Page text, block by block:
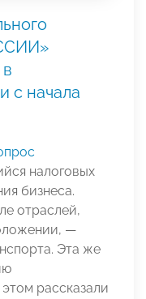
с начала
налоговых
бизнеса.
отраслей,
—
Эта же
рассказали